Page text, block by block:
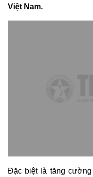
Việt Nam.
Đặc biệt là tăng cường